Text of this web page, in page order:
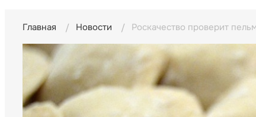
Главная Новости Роскачество проверит